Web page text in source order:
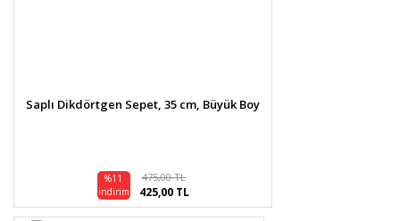
Saplı Dikdörtgen Sepet, 35 cm, Büyük Boy
%11
indirim
475,00 TL
425,00 TL